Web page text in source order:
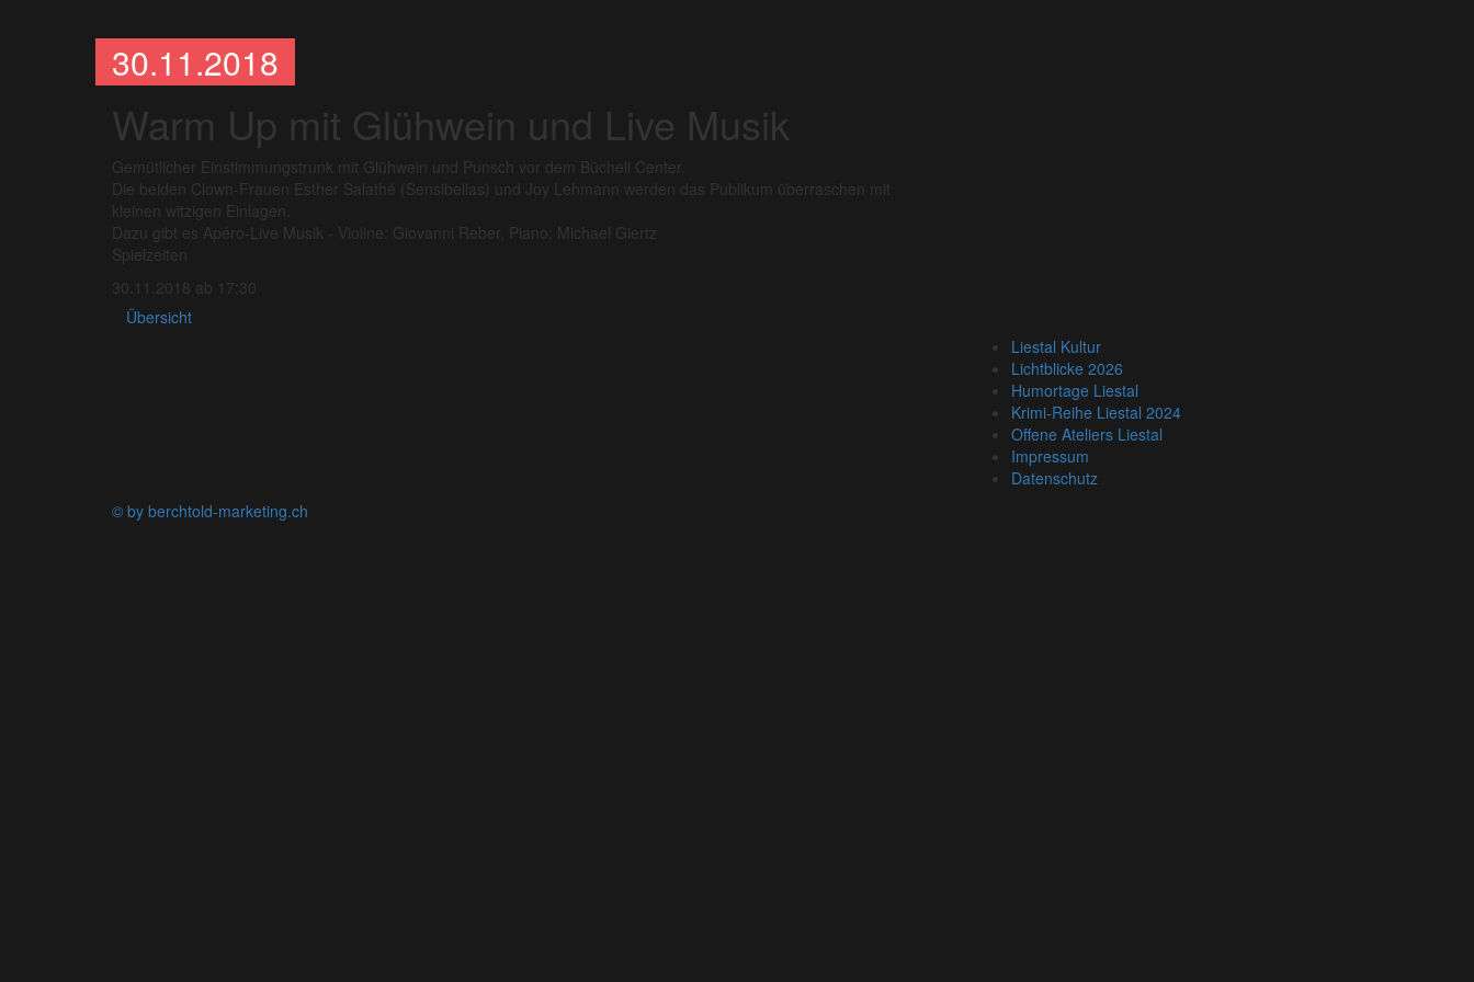
30.11.2018
Warm Up mit Glühwein und Live Musik
Gemütlicher Einstimmungstrunk mit Glühwein und Punsch vor dem Bücheli Center.
Die beiden Clown-Frauen Esther Salathé (Sensibellas) und Joy Lehmann werden das Publikum überraschen mit
kleinen witzigen Einlagen.
Dazu gibt es Apéro-Live Musik - Violine: Giovanni Reber, Piano: Michael Giertz
Spielzeiten
30.11.2018 ab 17:30
Übersicht
Liestal Kultur
Lichtblicke 2026
Humortage Liestal
Krimi-Reihe Liestal 2024
Offene Ateliers Liestal
Impressum
Datenschutz
© by berchtold-marketing.ch